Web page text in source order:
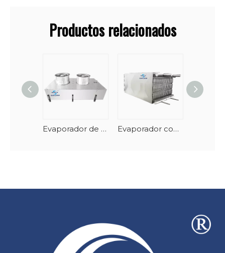
Productos relacionados
Evaporador de túnel de mariscos en espiral vertical con descongelación automática Evaporador congelador en espiral apilable de acero inoxidable y AlMg